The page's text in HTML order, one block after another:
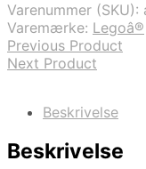
Varenummer (SKU):
Varemærke: Legoâ®
Previous Product
Next Product
Beskrivelse
Beskrivelse